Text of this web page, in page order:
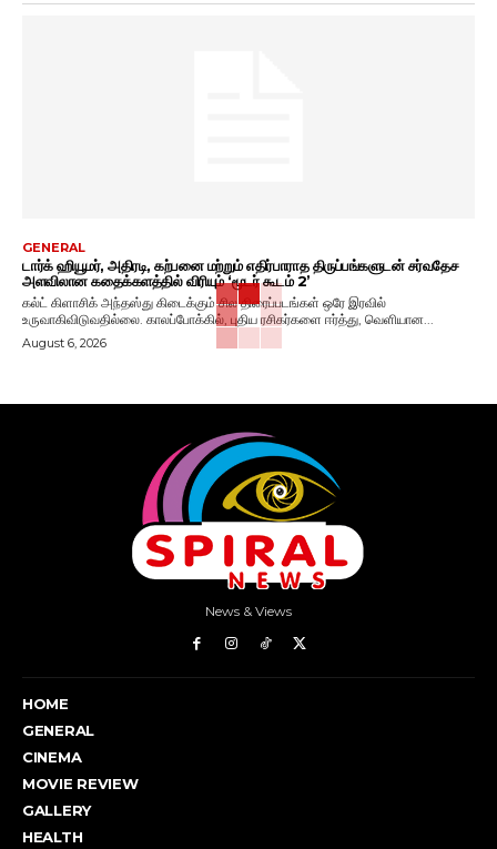
GENERAL
டார்க் ஹியூமர், அதிரடி, கற்பனை மற்றும் எதிர்பாராத திருப்பங்களுடன் சர்வதேச
அளவிலான கதைக்களத்தில் விரியும் ‘மூடர் கூடம் 2’
கல்ட் கிளாசிக் அந்தஸ்து கிடைக்கும் சில திரைப்படங்கள் ஒரே இரவில்
உருவாகிவிடுவதில்லை. காலப்போக்கில், புதிய ரசிகர்களை ஈர்த்து, வெளியான...
August 6, 2026
News & Views
HOME
GENERAL
CINEMA
MOVIE REVIEW
GALLERY
HEALTH